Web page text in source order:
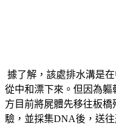
從中和漂下來。但因為
方目前將屍體先移往板
驗，並採集DNA後，送